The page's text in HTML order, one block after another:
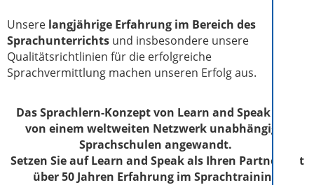
Unsere langjährige Erfahrung im Bereich des
Sprachunterrichts und insbesondere unsere
Qualitätsrichtlinien für die erfolgreiche
Sprachvermittlung machen unseren Erfolg aus.
Das Sprachlern-Konzept von Learn and Speak wird
von einem weltweiten Netzwerk unabhängiger
Sprachschulen angewandt.
Setzen Sie auf Learn and Speak als Ihren Partner mit
über 50 Jahren Erfahrung im Sprachtraining!